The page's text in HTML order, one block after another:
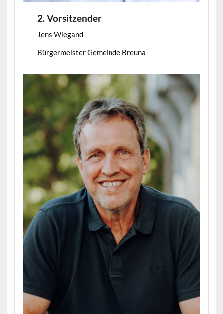
2. Vorsitzender
Jens Wiegand
Bürgermeister Gemeinde Breuna